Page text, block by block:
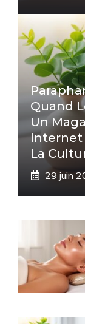
Quand
Un
Internet
La
29 juin